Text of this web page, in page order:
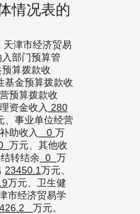
情况表的
津市经济贸易
部门预算管
算拨款收
基金预算拨款收
预算拨款收
资金收入 280
、事业单位经营
助收入 0 万
万元、其他收
转结余 0 万
23450.1万元、
万元、卫生健
市经济贸易学
万元。